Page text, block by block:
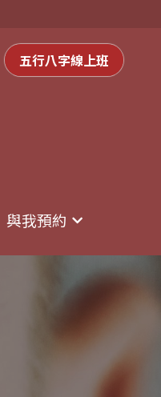
與我預約
五行八字線上班
與我預約
五行八字線上班